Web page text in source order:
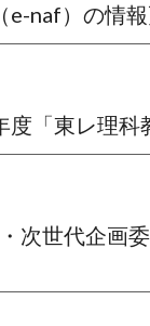
e-naf）の情
「東レ理科
次世代企画